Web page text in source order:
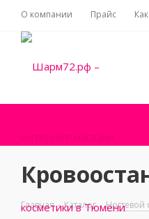
О компании Прайс
Главная - Каталог - Ногтевой